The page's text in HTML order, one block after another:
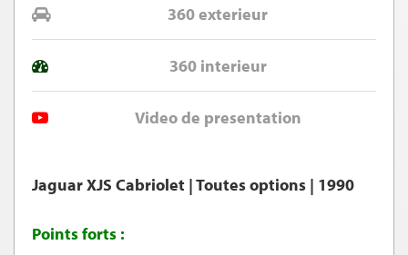
360 exterieur
360 interieur
Video de presentation
Jaguar XJS Cabriolet | Toutes options | 1990
Points forts :